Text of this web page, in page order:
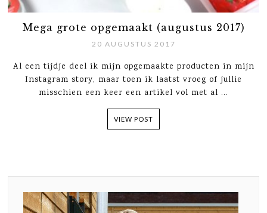
Mega grote opgemaakt (augustus 2017)
20 AUGUSTUS 2017
Al een tijdje deel ik mijn opgemaakte producten in mijn
Instagram story, maar toen ik laatst vroeg of jullie
misschien een keer een artikel vol met al ...
VIEW POST